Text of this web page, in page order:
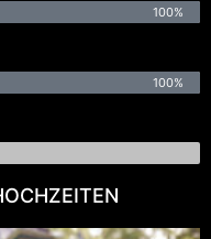
100%
100%